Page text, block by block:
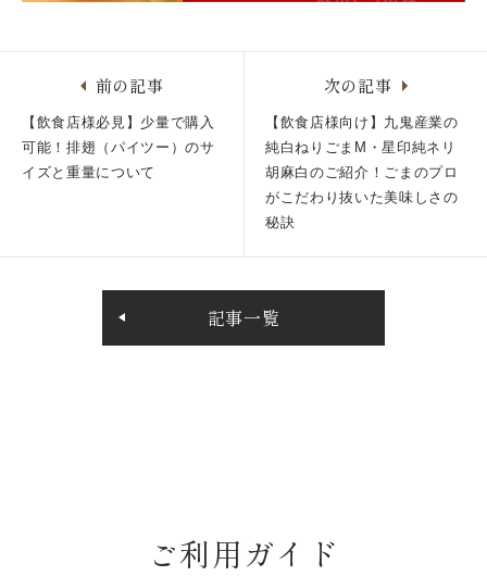
前の記事
【飲食店様必見】少量で購入
可能！排翅（パイツー）のサ
イズと重量について
次の記事
【飲食店様向け】九鬼産業の
純白ねりごまM・星印純ネリ
胡麻白のご紹介！ごまのプロ
がこだわり抜いた美味しさの
秘訣
記事一覧
ご利用ガイド